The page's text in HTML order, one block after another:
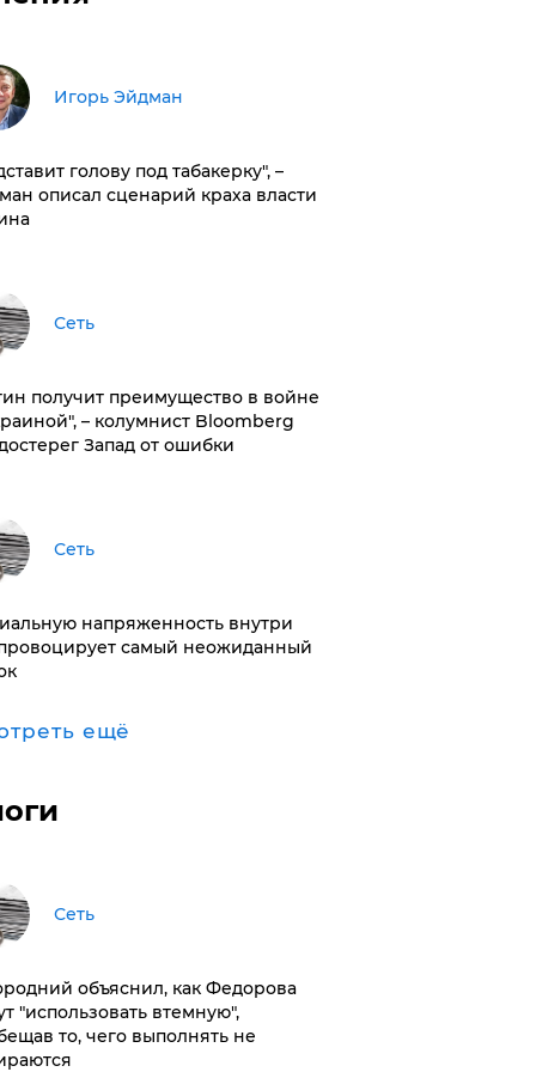
Игорь Эйдман
голову под табакерку", –
описал сценарий краха власти
Сеть
получит преимущество в войне
– колумнист Bloomberg
Запад от ошибки
Сеть
напряженность внутри
самый неожиданный
ещё
Сеть
объяснил, как Федорова
"использовать втемную",
то, чего выполнять не